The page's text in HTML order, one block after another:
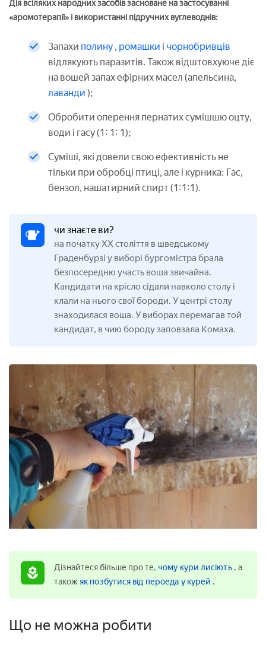
Дія всіляких народних засобів засноване на застосуванні
«аромотерапії» і використанні підручних вуглеводнів:
Запахи полину , ромашки і чорнобривців
відлякують паразитів. Також відштовхуюче діє
на вошей запах ефірних масел (апельсина,
лаванди );
Обробити оперення пернатих сумішшю оцту,
води і гасу (1: 1: 1);
Суміші, які довели свою ефективність не
тільки при обробці птиці, але і курника: Гас,
бензол, нашатирний спирт (1:1:1).
чи знаєте ви?
на початку ХХ століття в шведському
Граденбурзі у виборі бургомістра брала
безпосередню участь воша звичайна.
Кандидати на крісло сідали навколо столу і
клали на нього свої бороди. У центрі столу
знаходилася воша. У виборах перемагав той
кандидат, в чию бороду заповзала Комаха.
Дізнайтеся більше про те, чому кури лисіють , а
також як позбутися від пероеда у курей .
Що не можна робити